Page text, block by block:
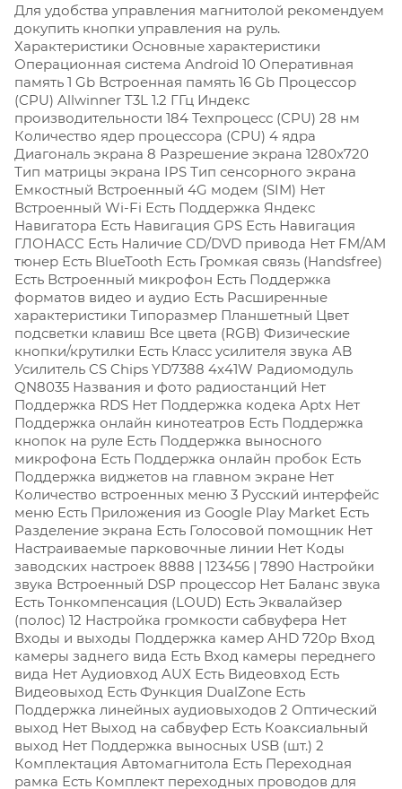
Для удобства управления магнитолой рекомендуем
докупить кнопки управления на руль.
Характеристики Основные характеристики
Операционная система Android 10 Оперативная
память 1 Gb Встроенная память 16 Gb Процессор
(CPU) Allwinner T3L 1.2 ГГц Индекс
производительности 184 Техпроцесс (CPU) 28 нм
Количество ядер процессора (CPU) 4 ядра
Диагональ экрана 8 Разрешение экрана 1280x720
Тип матрицы экрана IPS Тип сенсорного экрана
Емкостный Встроенный 4G модем (SIM) Нет
Встроенный Wi-Fi Есть Поддержка Яндекс
Навигатора Есть Навигация GPS Есть Навигация
ГЛОНАСС Есть Наличие CD/DVD привода Нет FM/AM
тюнер Есть BlueTooth Есть Громкая связь (Handsfree)
Есть Встроенный микрофон Есть Поддержка
форматов видео и аудио Есть Расширенные
характеристики Типоразмер Планшетный Цвет
подсветки клавиш Все цвета (RGB) Физические
кнопки/крутилки Есть Класс усилителя звука AB
Усилитель CS Chips YD7388 4x41W Радиомодуль
QN8035 Названия и фото радиостанций Нет
Поддержка RDS Нет Поддержка кодека Aptx Нет
Поддержка онлайн кинотеатров Есть Поддержка
кнопок на руле Есть Поддержка выносного
микрофона Есть Поддержка онлайн пробок Есть
Поддержка виджетов на главном экране Нет
Количество встроенных меню 3 Русский интерфейс
меню Есть Приложения из Google Play Market Есть
Разделение экрана Есть Голосовой помощник Нет
Настраиваемые парковочные линии Нет Коды
заводских настроек 8888 | 123456 | 7890 Настройки
звука Встроенный DSP процессор Нет Баланс звука
Есть Тонкомпенсация (LOUD) Есть Эквалайзер
(полос) 12 Настройка громкости сабвуфера Нет
Входы и выходы Поддержка камер AHD 720p Вход
камеры заднего вида Есть Вход камеры переднего
вида Нет Аудиовход AUX Есть Видеовход Есть
Видеовыход Есть Функция DualZone Есть
Поддержка линейных аудиовыходов 2 Оптический
выход Нет Выход на сабвуфер Есть Коаксиальный
выход Нет Поддержка выносных USB (шт.) 2
Комплектация Автомагнитола Есть Переходная
рамка Есть Комплект переходных проводов для